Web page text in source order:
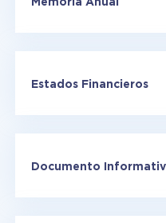
Estados Financieros
Documento